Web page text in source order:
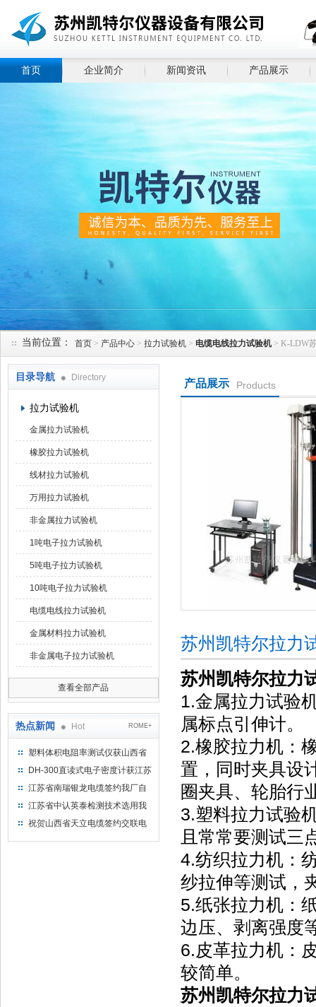
首页 企业简介 新闻资讯 产品展示
当前位置： 首页 > 产品中心 > 拉力试验机 > 电缆电线拉力试验机> K-LDW
目录导航 Directory
拉力试验机
金属拉力试验机
橡胶拉力试验机
线材拉力试验机
万用拉力试验机
非金属拉力试验机
1吨电子拉力试验机
5吨电子拉力试验机
10吨电子拉力试验机
电缆电线拉力试验机
金属材料拉力试验机
非金属电子拉力试验机
查看全部产品
热点新闻 Hot ROME+
塑料体积电阻率测试仪获山西省
水利机械厂选用
DH-300直读式电子密度计获江苏
省苏州市安信塑业选用
江苏省南瑞银龙电缆签约我厂自
然换气老化箱等电缆检测设备
江苏省中认英泰检测技术选用我
厂自然换气老化试验箱
祝贺山西省天立电缆签约交联电
产品展示 Products
苏州凯特尔拉力
苏州凯特尔拉力
1.金属拉力试验
属标点引伸计。
2.橡胶拉力机：
置，同时夹具设
圈夹具、轮胎行
3.塑料拉力试验
且常常要测试三
4.纺织拉力机：
纱拉伸等测试，
5.纸张拉力机：
边压、剥离强度
6.皮革拉力机：
较简单。
苏州凯特尔拉力